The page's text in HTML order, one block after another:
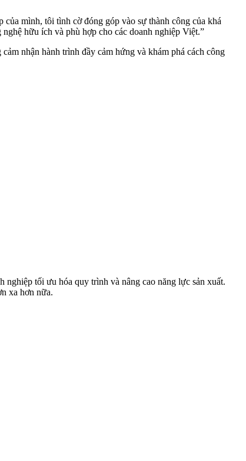
mình, tôi tình cờ đóng góp vào sự thành công của khá
hữu ích và phù hợp cho các doanh nghiệp Việt.”
nhận hành trình đầy cảm hứng và khám phá cách công
tối ưu hóa quy trình và nâng cao năng lực sản xuất.
xa hơn nữa.